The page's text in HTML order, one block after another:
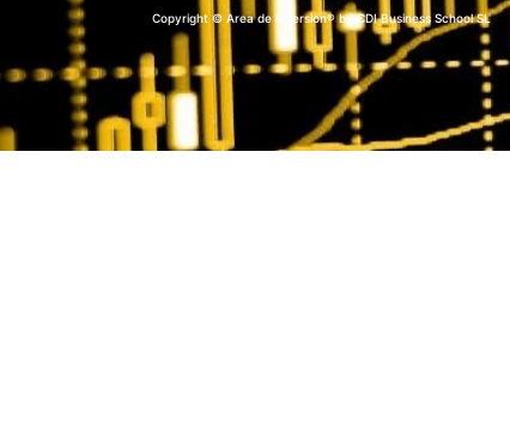
Copyright © Area de inversion® by CDI Business School SL